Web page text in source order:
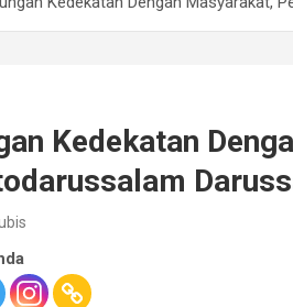
Kedekatan